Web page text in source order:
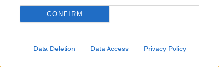
CONFIRM
Data Deletion Data Access Privacy Policy
UUTISET
Kela voi leikata tukia